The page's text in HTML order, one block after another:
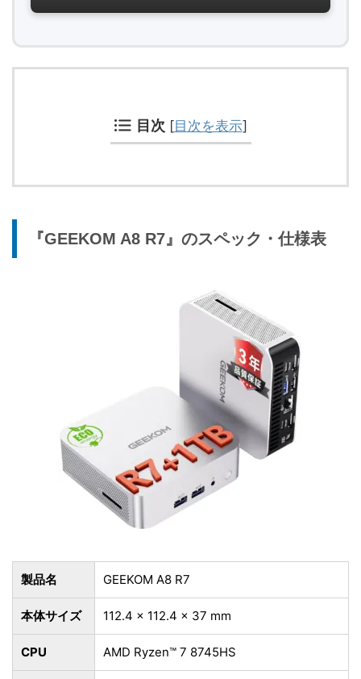
目次 [目次を表示]
『GEEKOM A8 R7』のスペック・仕様表
製品名 GEEKOM A8 R7
本体サイズ 112.4 × 112.4 × 37 mm
CPU AMD Ryzen™ 7 8745HS